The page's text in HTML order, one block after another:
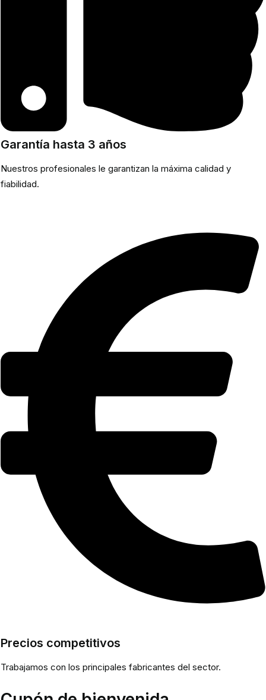
Garantía hasta 3 años
Nuestros profesionales le garantizan la máxima calidad y
fiabilidad.
Precios competitivos
Trabajamos con los principales fabricantes del sector.